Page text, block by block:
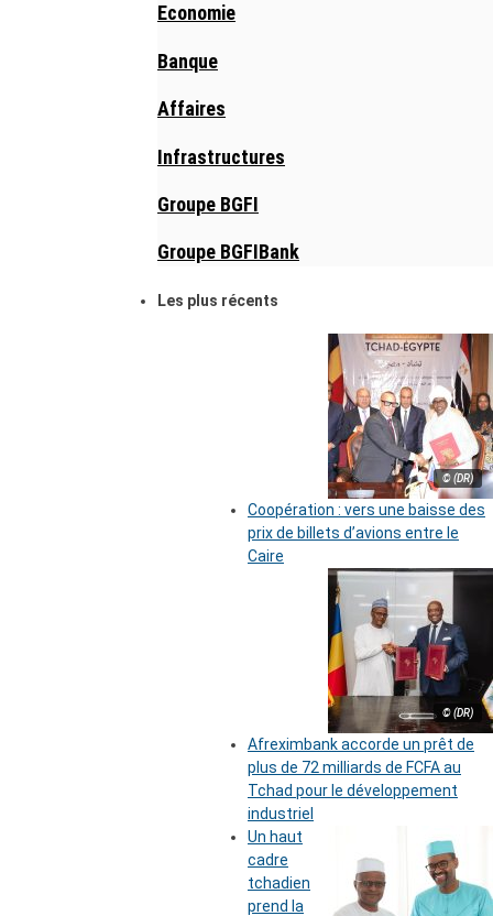
Economie
Banque
Affaires
Infrastructures
Groupe BGFI
Groupe BGFIBank
Les plus récents
© (DR)
Coopération : vers une baisse des
prix de billets d’avions entre le
Caire
© (DR)
Afreximbank accorde un prêt de
plus de 72 milliards de FCFA au
Tchad pour le développement
industriel
Un haut
cadre
tchadien
prend la